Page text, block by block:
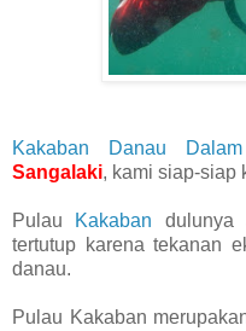
Kakaban Danau
Sangalaki, kami siap-siap
Pulau Kakaban dulunya
tertutup karena tekanan
danau.
Pulau Kakaban